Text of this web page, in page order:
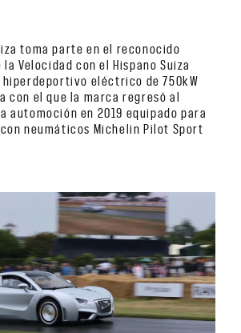
toma parte en el reconocido
la Velocidad con el Hispano Suiza
hiperdeportivo eléctrico de 750kW
con el que la marca regresó al
automoción en 2019 equipado para
con neumáticos Michelin Pilot Sport